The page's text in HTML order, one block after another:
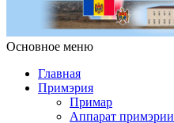
Основное меню
Примэрия Чишмикиой
Главная
Примэрия
Примар
Аппарат примэрии